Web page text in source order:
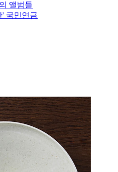
앨범들
' 국민연금